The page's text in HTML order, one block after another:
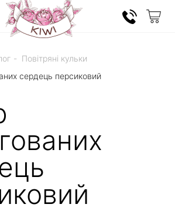
Повітряні кульки
сердець персиковий